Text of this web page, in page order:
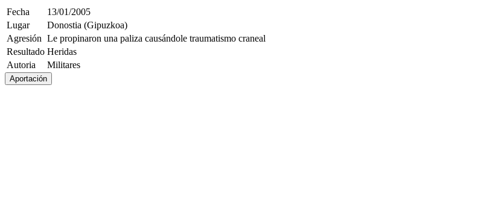
Fecha
13/01/2005
Lugar
Donostia (Gipuzkoa)
Agresión Le propinaron una paliza causándole traumatismo craneal
Resultado Heridas
Autoria
Militares